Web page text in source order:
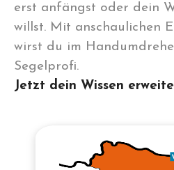
erst anfängst oder dein
willst. Mit anschaulichen
wirst du im
Segelprofi.
Jetzt dein Wissen